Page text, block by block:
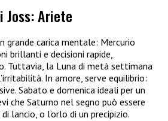
Joss: Ariete
grande carica mentale: Mercurio
brillanti e decisioni rapide,
Tuttavia, la Luna di metà settimana
In amore, serve equilibrio:
Sabato e domenica ideali per un
che Saturno nel segno può essere
lancio, o l’orlo di un precipizio.